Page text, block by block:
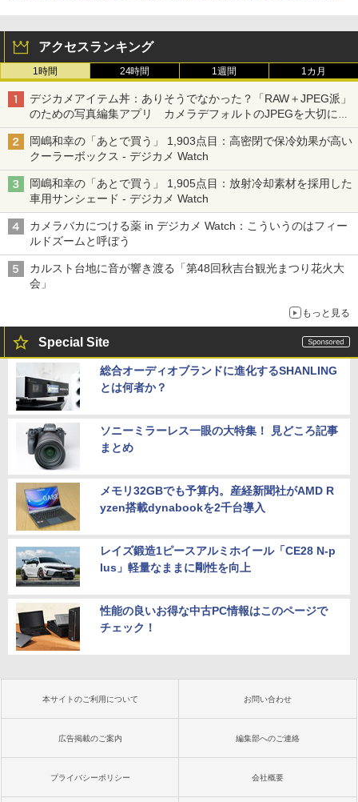
アクセスランキング
1時間 24時間 1週間 1カ月
デジカメアイテム丼：ありそうでなかった？「RAW＋JPEG派」
のための写真編集アプリ カメラデフォルトのJPEGを大切にす
る「Filmator」
岡嶋和幸の「あとで買う」 1,903点目：高密閉で保冷効果が高い
クーラーボックス - デジカメ Watch
岡嶋和幸の「あとで買う」 1,905点目：放射冷却素材を採用した
車用サンシェード - デジカメ Watch
カメラバカにつける薬 in デジカメ Watch：こういうのはフィー
ルドズームと呼ぼう
カルスト台地に音が響き渡る「第48回秋吉台観光まつり花火大
会」
もっと見る
Special Site
総合オーディオブランドに進化するSHANLING
とは何者か？
ソニーミラーレス一眼の大特集！ 見どころ記事
まとめ
メモリ32GBでも予算内。産経新聞社がAMD R
yzen搭載dynabookを2千台導入
レイズ鍛造1ピースアルミホイール「CE28 N-p
lus」軽量なままに剛性を向上
性能の良いお得な中古PC情報はこのページで
チェック！
本サイトのご利用について お問い合わせ
広告掲載のご案内 編集部へのご連絡
プライバシーポリシー 会社概要